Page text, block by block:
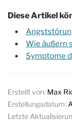
Diese Artikel
Wie äußern
Symptome
Erstellt von: Max
Erstellungsdatum:
Letzte